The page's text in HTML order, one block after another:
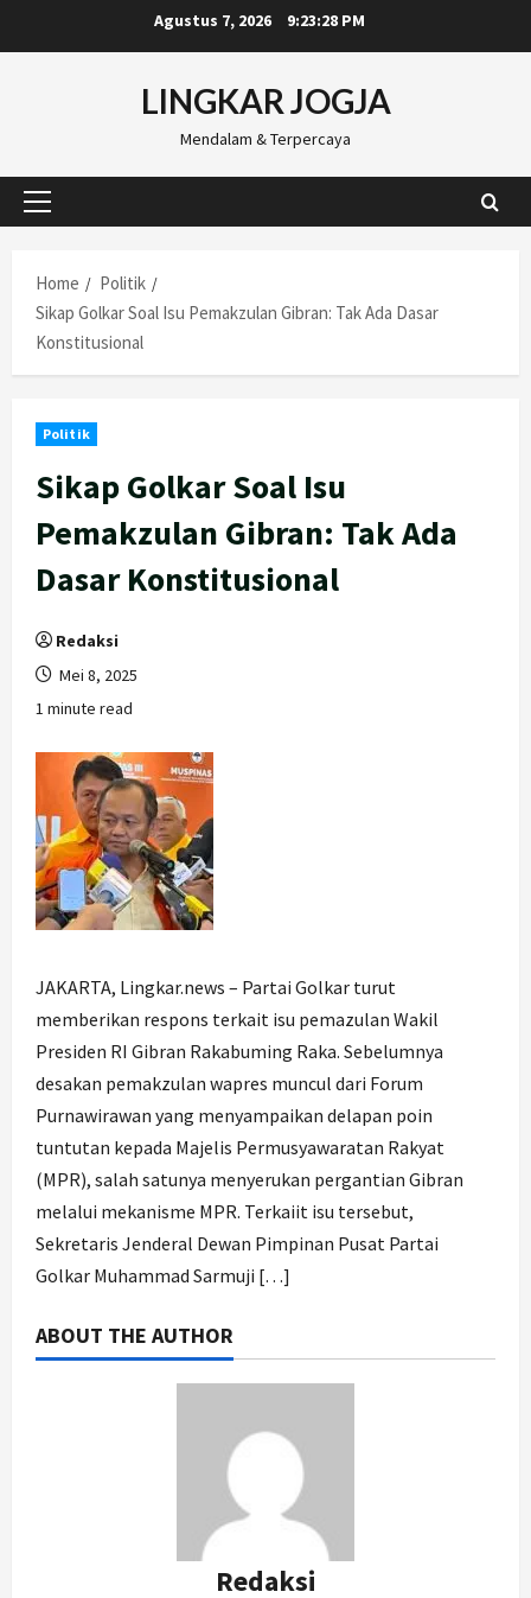
to
Agustus 7, 2026 9:23:29 PM
LINGKAR JOGJA
Mendalam & Terpercaya
Primary
Home
Politik
Sikap Golkar Soal Isu Pemakzulan Gibran: Tak Ada Dasar
Konstitusional
Politik
Sikap Golkar Soal Isu
Pemakzulan Gibran: Tak Ada
Dasar Konstitusional
Redaksi
Mei 8, 2025
1 minute read
JAKARTA, Lingkar.news – Partai Golkar turut
memberikan respons terkait isu pemazulan Wakil
Presiden RI Gibran Rakabuming Raka. Sebelumnya
desakan pemakzulan wapres muncul dari Forum
Purnawirawan yang menyampaikan delapan poin
tuntutan kepada Majelis Permusyawaratan Rakyat
(MPR), salah satunya menyerukan pergantian Gibran
melalui mekanisme MPR. Terkaiit isu tersebut,
Sekretaris Jenderal Dewan Pimpinan Pusat Partai
Golkar Muhammad Sarmuji […]
ABOUT THE AUTHOR
Redaksi